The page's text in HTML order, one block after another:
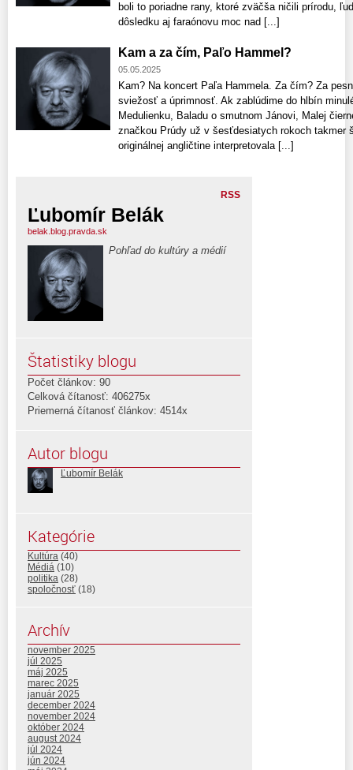
boli to poriadne rany, ktoré zväčša ničili prírodu,
dôsledku aj faraónovu moc nad [...]
Kam a za čím, Paľo Hammel?
05.05.2025
Kam? Na koncert Paľa Hammela. Za čím? Za
sviežosť a úprimnosť. Ak zablúdime do hlbín
Medulienku, Baladu o smutnom Jánovi, Malej
značkou Prúdy už v šesťdesiatych rokoch takmer
originálnej angličtine interpretovala [...]
RSS
Ľubomír Belák
belak.blog.pravda.sk
Pohľad do kultúry a médií
Štatistiky blogu
Počet článkov: 90
Celková čítanosť: 406275x
Priemerná čítanosť článkov: 4514x
Autor blogu
Ľubomír Belák
Kategórie
Kultúra (40)
Médiá (10)
politika (28)
spoločnosť (18)
Archív
november 2025
júl 2025
máj 2025
marec 2025
január 2025
december 2024
november 2024
október 2024
august 2024
júl 2024
jún 2024